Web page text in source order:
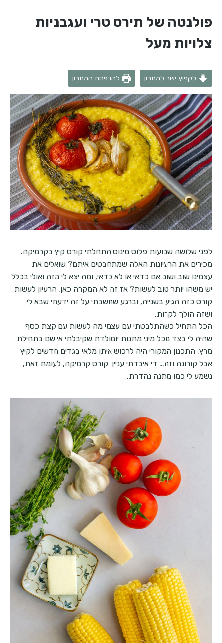
פולנטה של תירס טרי ועגבניות
צלויות מעל
לקפוץ ישר למתכון להדפסת המתכון
לפני שלושה שבועות פלוס מינוס התחלתי קורס קיץ בקרמיקה.
מכירים את הרעיונות האלה שמתחבטים איתם? שואלים את
עצמינו שוב ושוב אם כדאי או לא כדאי, ומה יצא לי מזה ואולי בכלל
יש משהו יותר טוב לעשות? אז זה לא המקרה כאן. הרעיון לעשות
קורס כזה הגיע בשנייה, וברגע שחשבתי על זה ידעתי שבא לי
ושזה הולך לקרות.
הכל התחיל כשהתלבטתי עם עצמי מה לעשות עם קצת כסף
שהיה לי בצד מכל מיני מתנות יומולדת שקיבלתי אי שם בתחילת
מרץ. התכנון המקורי היה לרכוש איתו מלאי בגדים חדשים לקיץ
אבל קורונה וזה… די איבדתי עניין. קורס קרמיקה, לעומת זאת,
נשמע לי כמו מתנה נהדרת.